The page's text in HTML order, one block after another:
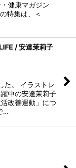
健康マガジン
特集は、＜
/ 安達茉莉子
た。 イラストレ
中の安達茉莉子
改善運動」につ
…